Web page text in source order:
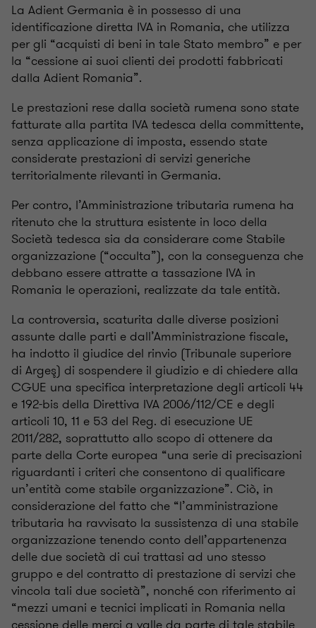
La Adient Germania è in possesso di una
identificazione diretta IVA in Romania, che utilizza
per gli “acquisti di beni in tale Stato membro” e per
la “cessione ai suoi clienti dei prodotti fabbricati
dalla Adient Romania”.
Le prestazioni rese dalla società rumena sono state
fatturate alla partita IVA tedesca della committente,
senza applicazione di imposta, essendo state
considerate prestazioni di servizi generiche
territorialmente rilevanti in Germania.
Per contro, l’Amministrazione tributaria rumena ha
ritenuto che la struttura esistente in loco della
Società tedesca sia da considerare come Stabile
organizzazione (“occulta”), con la conseguenza che
debbano essere attratte a tassazione IVA in
Romania le operazioni, realizzate da tale entità.
La controversia, scaturita dalle diverse posizioni
assunte dalle parti e dall’Amministrazione fiscale,
ha indotto il giudice del rinvio (Tribunale superiore
di Argeş) di sospendere il giudizio e di chiedere alla
CGUE una specifica interpretazione degli articoli 44
e 192-bis della Direttiva IVA 2006/112/CE e degli
articoli 10, 11 e 53 del Reg. di esecuzione UE
2011/282, soprattutto allo scopo di ottenere da
parte della Corte europea “una serie di precisazioni
riguardanti i criteri che consentono di qualificare
un’entità come stabile organizzazione”. Ciò, in
considerazione del fatto che “l’amministrazione
tributaria ha ravvisato la sussistenza di una stabile
organizzazione tenendo conto dell’appartenenza
delle due società di cui trattasi ad uno stesso
gruppo e del contratto di prestazione di servizi che
vincola tali due società”, nonché con riferimento ai
“mezzi umani e tecnici implicati in Romania nella